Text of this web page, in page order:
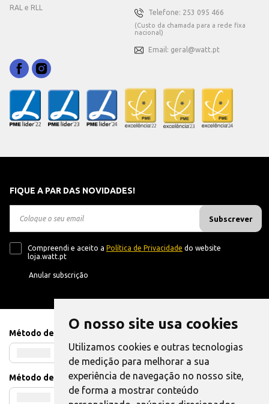
O nosso site usa cookies
Utilizamos cookies e outras tecnologias
de medição para melhorar a sua
experiência de navegação no nosso site,
de forma a mostrar conteúdo
RAL e RLL
Telefone: 253 095 466
(Custo da chamada para a rede fixa
nacional)
Email: geral@watt.pt
FIQUE A PAR DAS NOVIDADES!
Subscrever
Compreendi e aceito a Política de Privacidade do website
loja.watt.pt
Anular subscrição
Método de Pagamento
Método de Envio